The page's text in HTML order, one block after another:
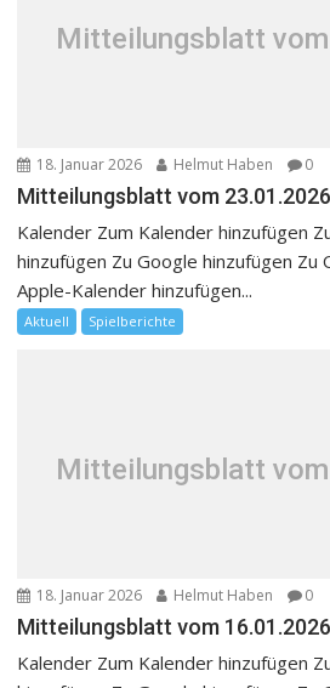
Mitteilungsblatt
18. Januar 2026 Helmut Haben 0
Mitteilungsblatt vom 23.01.2026
Kalender Zum Kalender hinzufügen
hinzufügen Zu Google hinzufügen Zu
Apple-Kalender hinzufügen...
Aktuell Spielberichte
Mitteilungsblatt
18. Januar 2026 Helmut Haben 0
Mitteilungsblatt vom 16.01.2026
Kalender Zum Kalender hinzufügen